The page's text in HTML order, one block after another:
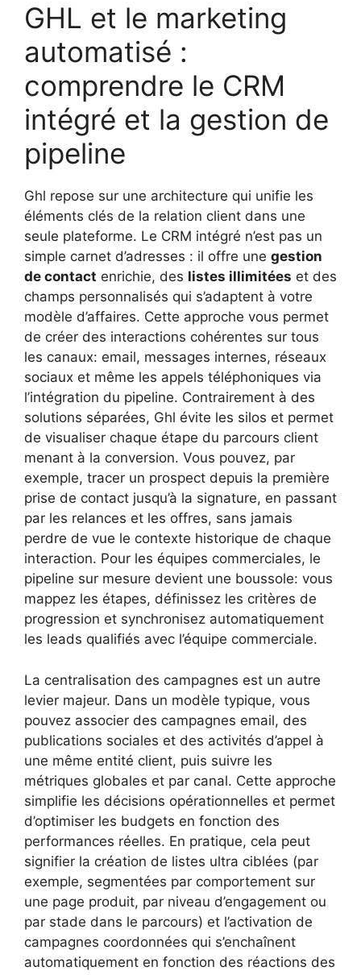
GHL et le marketing
automatisé :
comprendre le CRM
intégré et la gestion de
pipeline
Ghl repose sur une architecture qui unifie les
éléments clés de la relation client dans une
seule plateforme. Le CRM intégré n’est pas un
simple carnet d’adresses : il offre une gestion
de contact enrichie, des listes illimitées et des
champs personnalisés qui s’adaptent à votre
modèle d’affaires. Cette approche vous permet
de créer des interactions cohérentes sur tous
les canaux: email, messages internes, réseaux
sociaux et même les appels téléphoniques via
l’intégration du pipeline. Contrairement à des
solutions séparées, Ghl évite les silos et permet
de visualiser chaque étape du parcours client
menant à la conversion. Vous pouvez, par
exemple, tracer un prospect depuis la première
prise de contact jusqu’à la signature, en passant
par les relances et les offres, sans jamais
perdre de vue le contexte historique de chaque
interaction. Pour les équipes commerciales, le
pipeline sur mesure devient une boussole: vous
mappez les étapes, définissez les critères de
progression et synchronisez automatiquement
les leads qualifiés avec l’équipe commerciale.
La centralisation des campagnes est un autre
levier majeur. Dans un modèle typique, vous
pouvez associer des campagnes email, des
publications sociales et des activités d’appel à
une même entité client, puis suivre les
métriques globales et par canal. Cette approche
simplifie les décisions opérationnelles et permet
d’optimiser les budgets en fonction des
performances réelles. En pratique, cela peut
signifier la création de listes ultra ciblées (par
exemple, segmentées par comportement sur
une page produit, par niveau d’engagement ou
par stade dans le parcours) et l’activation de
campagnes coordonnées qui s’enchaînent
automatiquement en fonction des réactions des